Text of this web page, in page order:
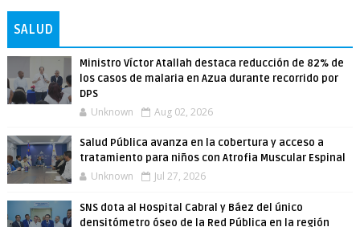
SALUD
Ministro Víctor Atallah destaca reducción de 82% de
los casos de malaria en Azua durante recorrido por
DPS
Unknown Aug 02, 2026
Salud Pública avanza en la cobertura y acceso a
tratamiento para niños con Atrofia Muscular Espinal
Unknown Jul 27, 2026
SNS dota al Hospital Cabral y Báez del único
densitómetro óseo de la Red Pública en la región